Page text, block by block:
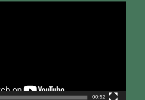
00:52